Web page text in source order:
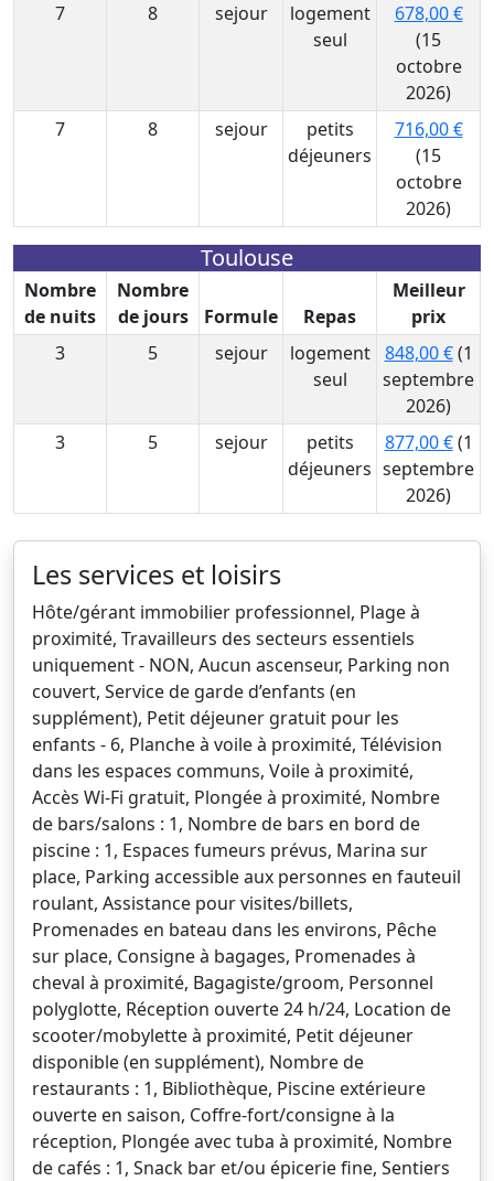
7
8 sejour
logement
seul
678,00 €
(15
octobre
2026)
7
8 sejour
petits
déjeuners
716,00 €
(15
octobre
2026)
Toulouse
Nombre
de nuits
Nombre
de jours
Formule Repas
Meilleur
prix
3
5 sejour
logement
seul
848,00 €(1
septembre
2026)
3
5 sejour
petits
déjeuners
877,00 €(1
septembre
2026)
Les services et loisirs
Hôte/gérant immobilier professionnel, Plage à
proximité, Travailleurs des secteurs essentiels
uniquement - NON, Aucun ascenseur, Parking non
couvert, Service de garde d’enfants (en
supplément), Petit déjeuner gratuit pour les
enfants - 6, Planche à voile à proximité, Télévision
dans les espaces communs, Voile à proximité,
Accès Wi-Fi gratuit, Plongée à proximité, Nombre
de bars/salons : 1, Nombre de bars en bord de
piscine : 1, Espaces fumeurs prévus, Marina sur
place, Parking accessible aux personnes en fauteuil
roulant, Assistance pour visites/billets,
Promenades en bateau dans les environs, Pêche
sur place, Consigne à bagages, Promenades à
cheval à proximité, Bagagiste/groom, Personnel
polyglotte, Réception ouverte 24 h/24, Location de
scooter/mobylette à proximité, Petit déjeuner
disponible (en supplément), Nombre de
restaurants : 1, Bibliothèque, Piscine extérieure
ouverte en saison, Coffre-fort/consigne à la
réception, Plongée avec tuba à proximité, Nombre
de cafés : 1, Snack bar et/ou épicerie fine, Sentiers